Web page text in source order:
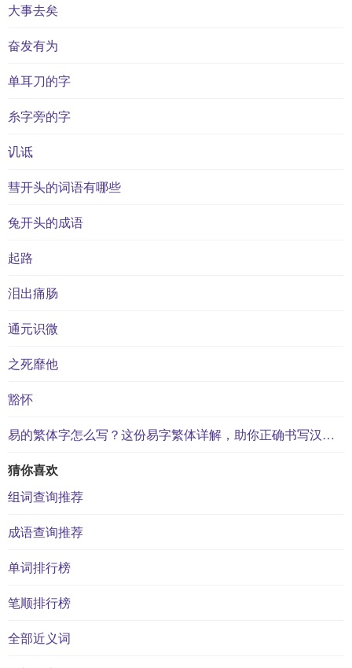
大事去矣
奋发有为
单耳刀的字
糸字旁的字
讥诋
彗开头的词语有哪些
兔开头的成语
起路
泪出痛肠
通元识微
之死靡他
豁怀
易的繁体字怎么写？这份易字繁体详解，助你正确书写汉字_汉字繁体学习
猜你喜欢
组词查询推荐
成语查询推荐
单词排行榜
笔顺排行榜
全部近义词